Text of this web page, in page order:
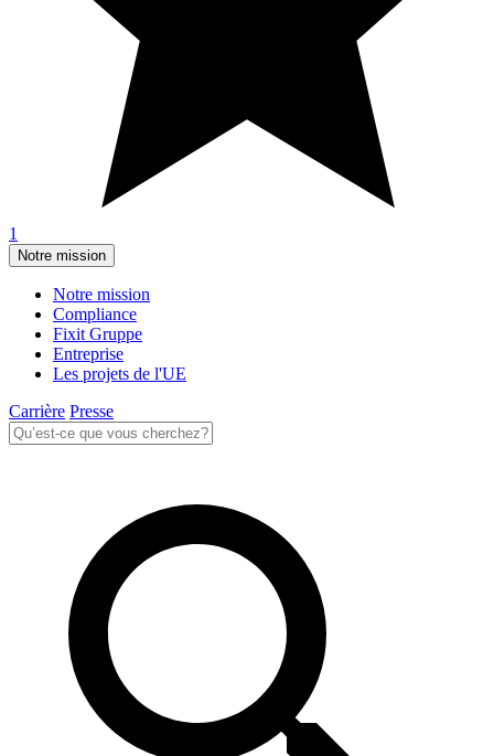
1
Notre mission
Notre mission
Compliance
Fixit Gruppe
Entreprise
Les projets de l'UE
Carrière Presse